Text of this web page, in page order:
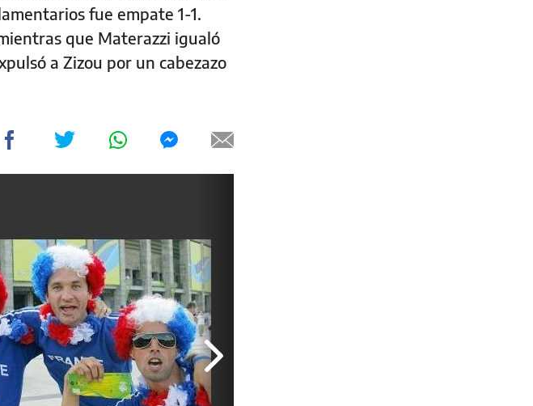
fue empate 1-1.
que Materazzi igualó
a Zizou por un cabezazo